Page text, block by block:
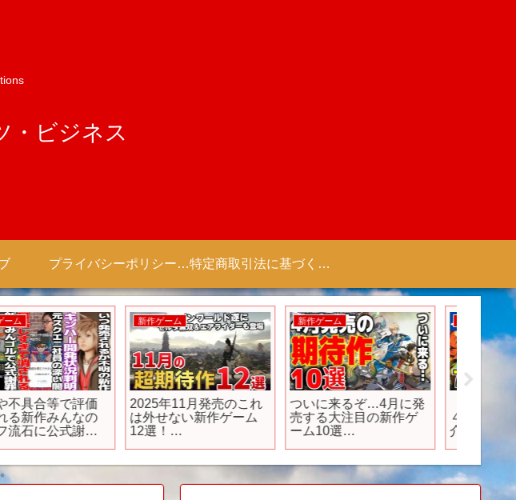
・ビジネス
プライバシーポリシー 【Colorful Creation】 特定商取引法に基づく表記（商取引に関する開示）
作アニメ
生したらスライム
た件』第3期 PV第
【2024年4月、連続2
新作ゲーム
ゲームならではの世界
観が楽しめる新作「オ
ープンワールド」30
新作ゲーム
課金システムを無言で
変更しユーザー困惑す
る鳴潮、公式は無言を
中国企業出資の会社へ
完全移行、さらば弥助/
せてい